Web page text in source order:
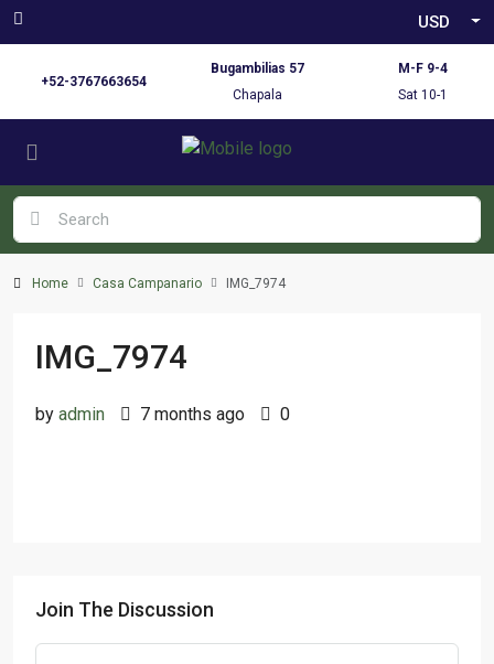
USD
+52-3767663654
Bugambilias 57
Chapala
M-F 9-4
Sat 10-1
Home Casa Campanario IMG_7974
IMG_7974
by admin 7 months ago 0
Join The Discussion